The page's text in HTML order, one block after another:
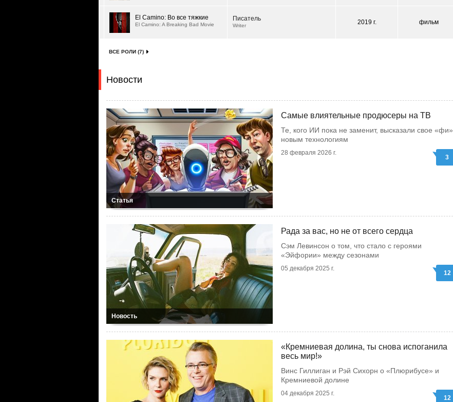
El Camino: Во все тяжкие
El Camino: A Breaking Bad Movie
Писатель
Writer 2019 г. фильм
ВСЕ РОЛИ (7)
Новости
Статья
Самые влиятельные продюсеры на ТВ
Те, кого ИИ пока не заменит, высказали свое «фи»
новым технологиям
28 февраля 2026 г.
3
Новость
Рада за вас, но не от всего сердца
Сэм Левинсон о том, что стало с героями
«Эйфории» между сезонами
05 декабря 2025 г.
12
«Кремниевая долина, ты снова испоганила
весь мир!»
Винс Гиллиган и Рэй Сихорн о «Плюрибусе» и
Кремниевой долине
04 декабря 2025 г.
12